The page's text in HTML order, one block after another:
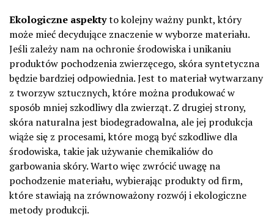
Ekologiczne aspektyto kolejny ważny punkt, który
może mieć decydujące znaczenie w wyborze materiału.
Jeśli zależy nam na ochronie środowiska i unikaniu
produktów pochodzenia zwierzęcego, skóra syntetyczna
będzie bardziej odpowiednia. Jest to materiał wytwarzany
z tworzyw sztucznych, które można produkować w
sposób mniej szkodliwy dla zwierząt. Z drugiej strony,
skóra naturalna jest biodegradowalna, ale jej produkcja
wiąże się z procesami, które mogą być szkodliwe dla
środowiska, takie jak używanie chemikaliów do
garbowania skóry. Warto więc zwrócić uwagę na
pochodzenie materiału, wybierając produkty od firm,
które stawiają na zrównoważony rozwój i ekologiczne
metody produkcji.